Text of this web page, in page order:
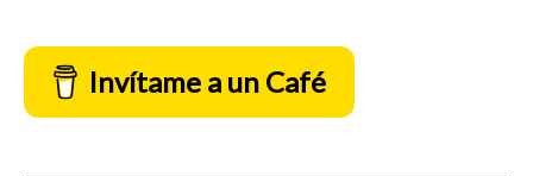
Invítame a un Café